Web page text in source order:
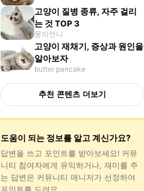
고양이 질병 종류, 자주 걸리
는 것 TOP 3
몽이언니
고양이 재채기, 증상과 원인을
알아보자
butter pancake
추천 콘텐츠 더보기
도움이 되는 정보를 알고 계신가요?
답변 을 쓰고 포인트를 받아보세요! 커뮤
니티 참여자에게 유익하거나, 재미를 주
는 답변 은 커뮤니티 매니저가 선정하여